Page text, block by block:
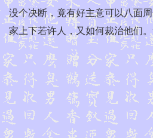
没个决断，竟有好主意可以八面
家上下若许人，又如何裁治他们